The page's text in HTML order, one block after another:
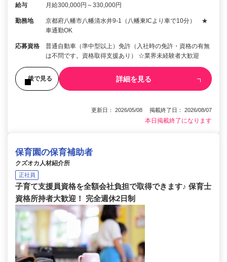
給与 月給300,000円～330,000円
勤務地
京都府八幡市八幡清水井9-1（八幡東ICより車で10分） ★
車通勤OK
応募資格
普通自動車（準中型以上）免許（入社時の免許・資格の有無
は不問です。資格取得支援あり） ☆業界未経験者大歓迎
後で見る 詳細を見る
更新日： 2026/05/08 掲載終了日： 2026/08/07
本日掲載終了になります
保育園の保育補助者
クズオカ人材紹介所
正社員
子育て支援員資格を全額会社負担で取得できます♪ 保育士
資格所持者大歓迎！ 完全週休2日制